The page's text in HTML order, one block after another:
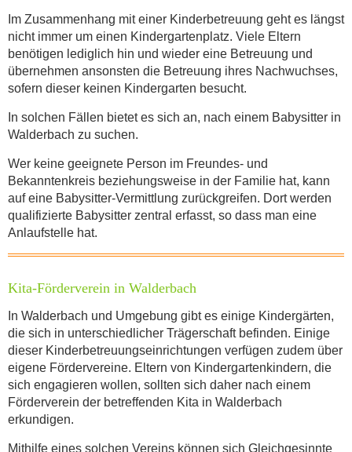
Im Zusammenhang mit einer Kinderbetreuung geht es längst
nicht immer um einen Kindergartenplatz. Viele Eltern
benötigen lediglich hin und wieder eine Betreuung und
übernehmen ansonsten die Betreuung ihres Nachwuchses,
sofern dieser keinen Kindergarten besucht.
In solchen Fällen bietet es sich an, nach einem Babysitter in
Walderbach zu suchen.
Wer keine geeignete Person im Freundes- und
Bekanntenkreis beziehungsweise in der Familie hat, kann
auf eine Babysitter-Vermittlung zurückgreifen. Dort werden
qualifizierte Babysitter zentral erfasst, so dass man eine
Anlaufstelle hat.
Kita-Förderverein in Walderbach
In Walderbach und Umgebung gibt es einige Kindergärten,
die sich in unterschiedlicher Trägerschaft befinden. Einige
dieser Kinderbetreuungseinrichtungen verfügen zudem über
eigene Fördervereine. Eltern von Kindergartenkindern, die
sich engagieren wollen, sollten sich daher nach einem
Förderverein der betreffenden Kita in Walderbach
erkundigen.
Mithilfe eines solchen Vereins können sich Gleichgesinnte